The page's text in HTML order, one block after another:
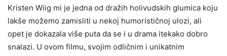
Kristen Wiig mi je jedna od dražih holivudskih glumica koju
lakše možemo zamisliti u nekoj humorističnoj ulozi, ali
opet je dokazala više puta da se i u drama itekako dobro
snalazi. U ovom filmu, svojim odličnim i unikatnim